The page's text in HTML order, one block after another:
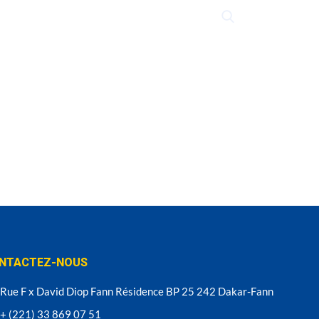
NOUS
Rue F x David Diop Fann Résidence BP 25 242 Dakar-Fann
+ (221) 33 869 07 51